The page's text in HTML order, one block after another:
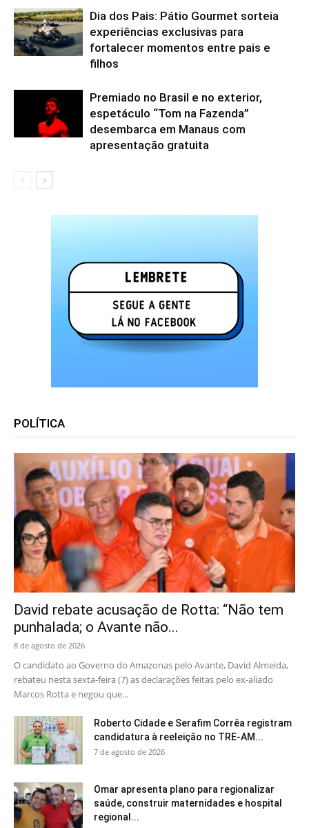
Dia dos Pais: Pátio Gourmet sorteia
experiências exclusivas para
fortalecer momentos entre pais e
filhos
Premiado no Brasil e no exterior,
espetáculo “Tom na Fazenda”
desembarca em Manaus com
apresentação gratuita
POLÍTICA
David rebate acusação de Rotta: “Não tem
punhalada; o Avante não...
8 de agosto de 2026
O candidato ao Governo do Amazonas pelo Avante, David Almeida,
rebateu nesta sexta-feira (7) as declarações feitas pelo ex-aliado
Marcos Rotta e negou que...
Roberto Cidade e Serafim Corrêa registram
candidatura à reeleição no TRE-AM...
7 de agosto de 2026
Omar apresenta plano para regionalizar
saúde, construir maternidades e hospital
regional...